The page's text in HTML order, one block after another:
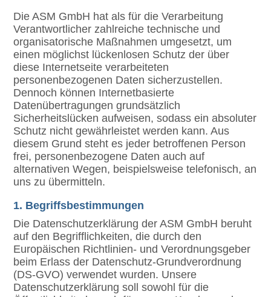
Die ASM GmbH hat als für die Verarbeitung
Verantwortlicher zahlreiche technische und
organisatorische Maßnahmen umgesetzt, um
einen möglichst lückenlosen Schutz der über
diese Internetseite verarbeiteten
personenbezogenen Daten sicherzustellen.
Dennoch können Internetbasierte
Datenübertragungen grundsätzlich
Sicherheitslücken aufweisen, sodass ein absoluter
Schutz nicht gewährleistet werden kann. Aus
diesem Grund steht es jeder betroffenen Person
frei, personenbezogene Daten auch auf
alternativen Wegen, beispielsweise telefonisch, an
uns zu übermitteln.
1. Begriffsbestimmungen
Die Datenschutzerklärung der ASM GmbH beruht
auf den Begrifflichkeiten, die durch den
Europäischen Richtlinien- und Verordnungsgeber
beim Erlass der Datenschutz-Grundverordnung
(DS-GVO) verwendet wurden. Unsere
Datenschutzerklärung soll sowohl für die